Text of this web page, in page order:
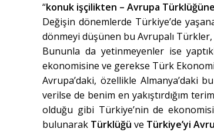
“konuk işçilikten – Avrupa Türklüğüne
Değişin dönemlerde Türkiye’de
dönmeyi düşünen bu Avrupalı Türkler,
Bununla da yetinmeyenler ise
ekonomisine ve gerekse Türk
Avrupa’daki, özellikle Almanya’daki
verilse de benim en yakıştırdığım
olduğu gibi Türkiye’nin de
bulunarak Türklüğü ve Türkiye’yi